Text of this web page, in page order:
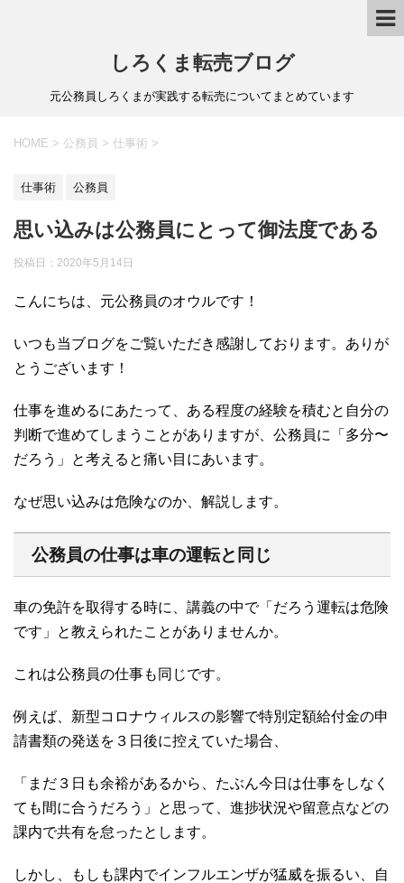
しろくま転売ブログ
元公務員しろくまが実践する転売についてまとめています
HOME > 公務員 > 仕事術 >
仕事術 公務員
思い込みは公務員にとって御法度である
投稿日： 2020年5月14日
こんにちは、元公務員のオウルです！
いつも当ブログをご覧いただき感謝しております。ありが
とうございます！
仕事を進めるにあたって、ある程度の経験を積むと自分の
判断で進めてしまうことがありますが、公務員に「多分〜
だろう」と考えると痛い目にあいます。
なぜ思い込みは危険なのか、解説します。
公務員の仕事は車の運転と同じ
車の免許を取得する時に、講義の中で「だろう運転は危険
です」と教えられたことがありませんか。
これは公務員の仕事も同じです。
例えば、新型コロナウィルスの影響で特別定額給付金の申
請書類の発送を３日後に控えていた場合、
「まだ３日も余裕があるから、たぶん今日は仕事をしなく
ても間に合うだろう」と思って、進捗状況や留意点などの
課内で共有を怠ったとします。
しかし、もしも課内でインフルエンザが猛威を振るい、自